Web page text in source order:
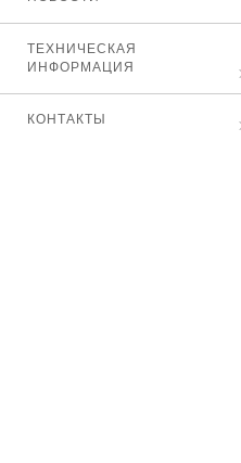
ТЕХНИЧЕСКАЯ
ИНФОРМАЦИЯ
КОНТАКТЫ